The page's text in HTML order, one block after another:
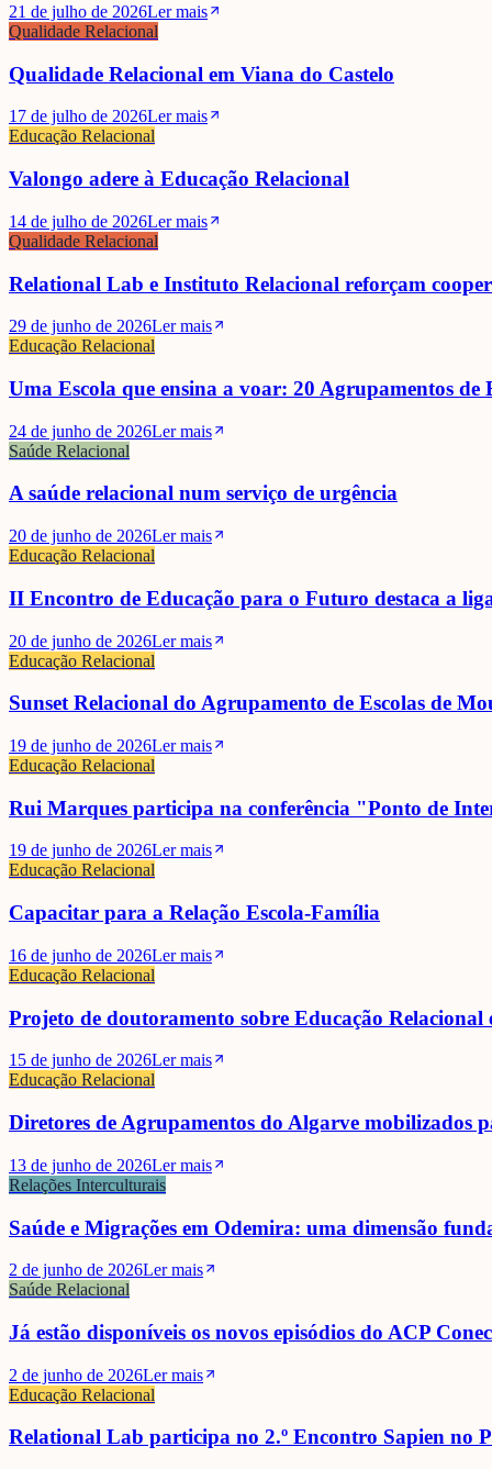
21 de julho de 2026Ler mais
Qualidade Relacional
Qualidade Relacional em Viana do Castelo
17 de julho de 2026Ler mais
Educação Relacional
Valongo adere à Educação Relacional
14 de julho de 2026Ler mais
Qualidade Relacional
Relational Lab e Instituto Relacional reforçam
29 de junho de 2026Ler mais
Educação Relacional
Uma Escola que ensina a voar: 20 Agrupamentos
24 de junho de 2026Ler mais
Saúde Relacional
A saúde relacional num serviço de urgência
20 de junho de 2026Ler mais
Educação Relacional
II Encontro de Educação para o Futuro destaca a
20 de junho de 2026Ler mais
Educação Relacional
Sunset Relacional do Agrupamento de Escolas de
19 de junho de 2026Ler mais
Educação Relacional
Rui Marques participa na conferência "Ponto de
19 de junho de 2026Ler mais
Educação Relacional
Capacitar para a Relação Escola-Família
16 de junho de 2026Ler mais
Educação Relacional
Projeto de doutoramento sobre Educação
15 de junho de 2026Ler mais
Educação Relacional
Diretores de Agrupamentos do Algarve mobilizados
13 de junho de 2026Ler mais
Relações Interculturais
Saúde e Migrações em Odemira: uma dimensão
2 de junho de 2026Ler mais
Saúde Relacional
Já estão disponíveis os novos episódios do ACP
2 de junho de 2026Ler mais
Educação Relacional
Relational Lab participa no 2.º Encontro Sapien no